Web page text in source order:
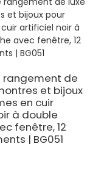
de
et bijoux
en cuir
à double
fenêtre, 12
| BG051